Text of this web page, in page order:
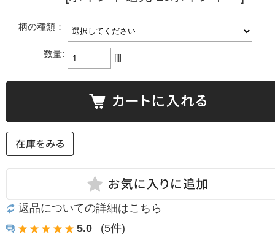
柄の種類：
数量: 冊
返品についての詳細はこちら
5.0
(5件)